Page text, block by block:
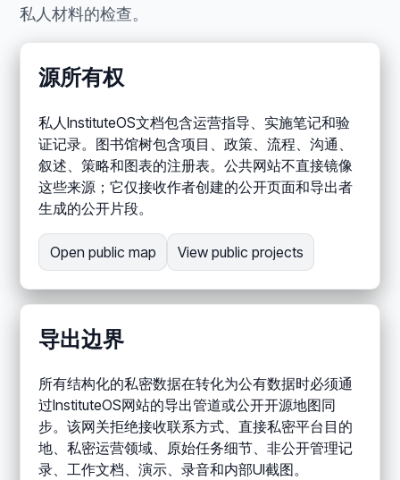
私人材料的检查。
源所有权
私人InstituteOS文档包含运营指导、实施笔记和验
证记录。图书馆树包含项目、政策、流程、沟通、
叙述、策略和图表的注册表。公共网站不直接镜像
这些来源；它仅接收作者创建的公开页面和导出者
生成的公开片段。
Open public map View public projects
导出边界
所有结构化的私密数据在转化为公有数据时必须通
过InstituteOS网站的导出管道或公开开源地图同
步。该网关拒绝接收联系方式、直接私密平台目的
地、私密运营领域、原始任务细节、非公开管理记
录、工作文档、演示、录音和内部UI截图。